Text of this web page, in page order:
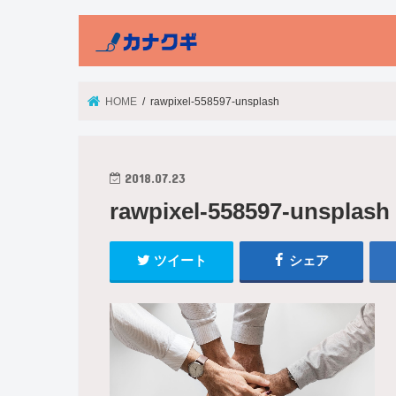
HOME rawpixel-558597-unsplash
2018.07.23
rawpixel-558597-unsplash
ツイート シェア